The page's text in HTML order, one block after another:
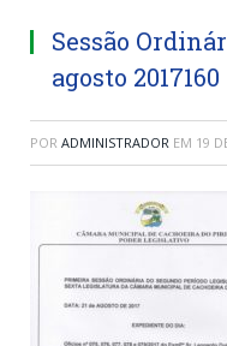
Sessão
agosto 2017160
POR ADMINISTRADOR EM 19